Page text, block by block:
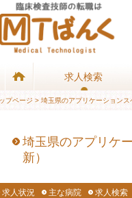
求人検索
求人検索
プページ > 埼玉県のアプリケーション
埼玉県のアプリケ
新）
求人状況 主な病院 求人検索